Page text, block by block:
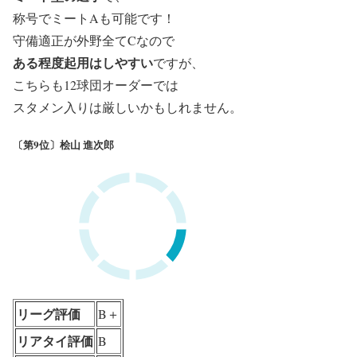
称号でミートAも可能です！
守備適正が外野全てCなので
ある程度起用はしやすいですが、
こちらも12球団オーダーでは
スタメン入りは厳しいかもしれません。
〔第9位〕桧山 進次郎
リーグ評価 B＋
リアタイ評価 B